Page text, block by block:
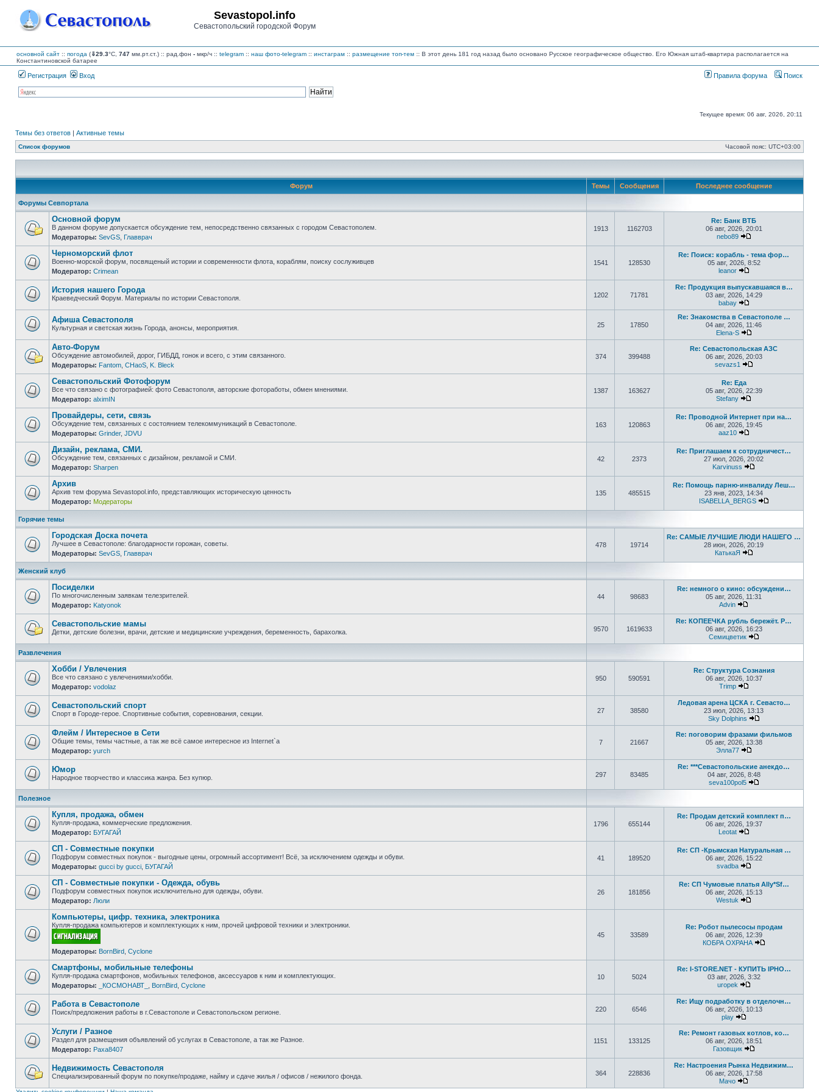
Sevastopol.info
Севастопольский городской Форум
основной сайт :: погода (⇓29.3°C, 747 мм.рт.ст.) :: рад.фон - мкр/ч :: telegram :: наш фото-telegram :: инстаграм :: размещение топ-тем :: В этот день 181 год назад было основано Русское географическое общество. Его Южная штаб-квартира располагается на
Константиновской батарее
Регистрация Вход Правила форума Поиск
Текущее время: 06 авг, 2026, 20:11
Темы без ответов | Активные темы
Список форумов Часовой пояс: UTC+03:00
Форум Темы Сообщения Последнее сообщение
Форумы Севпортала
Нет
непрочитанных
сообщений
Основной форум
В данном форуме допускается обсуждение тем, непосредственно связанных с городом Севастополем.
Модераторы: SevGS Главврач
1913 1162703
Re: Банк ВТБ
06 авг, 2026, 20:01
nebo89
Нет
непрочитанных
сообщений
Черноморский флот
Военно-морской форум, посвященый истории и современности флота, кораблям, поиску сослуживцев
Модератор: Crimean
1541 128530
Re: Поиск: корабль - тема фор…
05 авг, 2026, 8:52
leanor
непрочитанных
сообщений
История нашего Города
Краеведческий Форум. Материалы по истории Севастополя. 1202 71781
Re: Продукция выпускавшаяся в…
03 авг, 2026, 14:29
babay
Перейти к
непрочитанных
сообщений
Афиша Севастополя
Культурная и светская жизнь Города, анонсы, мероприятия. 25 17850
Re: Знакомства в Севастополе …
04 авг, 2026, 11:46
Elena-S
Перейти к
Нет
непрочитанных
сообщений
Авто-Форум
Обсуждение автомобилей, дорог, ГИБДД, гонок и всего, с этим связанного.
Модераторы: Fantom CHaoS K. Bleck
374 399488
Re: Севастопольская АЗС
06 авг, 2026, 20:03
sevazs1
Нет
непрочитанных
сообщений
Севастопольский Фотофорум
Все что связано с фотографией: фото Севастополя, авторские фотоработы, обмен мнениями.
Модератор: alximIN
1387 163627
Re: Еда
05 авг, 2026, 22:39
Stefany
Нет
непрочитанных
сообщений
Провайдеры, сети, связь
Обсуждение тем, связанных с состоянием телекоммуникаций в Севастополе.
Модераторы: Grinder, JDVU
163 120863
Re: Проводной Интернет при на…
06 авг, 2026, 19:45
aaz10
Нет
непрочитанных
сообщений
Дизайн, реклама, СМИ.
Обсуждение тем, связанных с дизайном, рекламой и СМИ.
Модератор: Sharpen
42 2373
Re: Приглашаем к сотрудничест…
27 июл, 2026, 20:02
Karvinuss
Нет
непрочитанных
сообщений
Архив
Архив тем форума Sevastopol.info, представляющих историческую ценность
Модератор: Модераторы
135 485515
Re: Помощь парню-инвалиду Леш…
23 янв, 2023, 14:34
ISABELLA_BERGS
Горячие темы
Нет
непрочитанных
сообщений
Городская Доска почета
Лучшее в Севастополе: благодарности горожан, советы.
Модераторы: SevGS Главврач
478 19714
Re: САМЫЕ ЛУЧШИЕ ЛЮДИ НАШЕГО …
28 июн, 2026, 20:19
КатькаЯ
Женский клуб
Нет
непрочитанных
сообщений
Посиделки
По многочисленным заявкам телезрителей.
Модератор: Katyonok
44 98683
Re: немного о кино: обсуждени…
05 авг, 2026, 11:31
Advin
непрочитанных
сообщений
Севастопольские мамы
Детки, детские болезни, врачи, детские и медицинские учреждения, беременность, барахолка. 9570 1619633
Re: КОПЕЕЧКА рубль бережёт. Р…
06 авг, 2026, 16:23
Семицветик
Перейти к
Развлечения
Нет
непрочитанных
сообщений
Хобби / Увлечения
Все что связано с увлечениями/хобби.
Модератор: vodolaz
950 590591
Re: Структура Сознания
06 авг, 2026, 10:37
Trimp
непрочитанных
сообщений
Севастопольский спорт
Спорт в Городе-герое. Спортивные события, соревнования, секции. 27 38580
Ледовая арена ЦСКА г. Севасто…
23 июл, 2026, 13:13
Sky Dolphins
Перейти к
Нет
непрочитанных
сообщений
Флейм / Интересное в Cети
Общие темы, темы частные, а так же всё самое интересное из Internet`а
Модератор: yurch
7 21667
Re: поговорим фразами фильмов
05 авг, 2026, 13:38
Элла77
непрочитанных
сообщений
Юмор
Народное творчество и классика жанра. Без купюр. 297 83485
Re: ***Севастопольские анекдо…
04 авг, 2026, 8:48
seva100pol5
Перейти к
Полезное
Нет
непрочитанных
сообщений
Купля, продажа, обмен
Купля-продажа, коммерческие предложения.
Модератор: БУГАГАЙ
1796 655144
Re: Продам детский комплект п…
06 авг, 2026, 19:37
Leotat
Нет
непрочитанных
сообщений
СП - Совместные покупки
Подфорум совместных покупок - выгодные цены, огромный ассортимент! Всё, за исключением одежды и обуви.
Модераторы: gucci by gucci БУГАГАЙ
41 189520
Re: СП -Крымская Натуральная …
06 авг, 2026, 15:22
svadba
Нет
непрочитанных
сообщений
СП - Совместные покупки - Одежда, обувь
Подфорум совместных покупок исключительно для одежды, обуви.
Модератор: Люли
26 181856
Re: СП Чумовые платья Ally*Sf…
06 авг, 2026, 15:13
Westuk
Нет
непрочитанных
Компьютеры, цифр. техника, электроника
Купля-продажа компьютеров и комплектующих к ним, прочей цифровой техники и электроники.
Модераторы: BornBird Cyclone
45 33589
Re: Робот пылесосы продам
06 авг, 2026, 12:39
КОБРА ОХРАНА
Нет
непрочитанных
сообщений
Смартфоны, мобильные телефоны
Купля-продажа смартфонов, мобильных телефонов, аксессуаров к ним и комплектующих.
Модераторы:
_КОСМОНАВТ_ BornBird Cyclone
10 5024
Re: I-STORE.NET - КУПИТЬ IPHO…
03 авг, 2026, 3:32
uropek
непрочитанных
сообщений
Работа в Севастополе
Поиск/предложения работы в г.Севастополе и Севастопольском регионе. 220 6546
Re: Ищу подработку в отделочн…
06 авг, 2026, 10:13
play
Перейти к
Нет
непрочитанных
сообщений
Услуги / Разное
Раздел для размещения объявлений об услугах в Севастополе, а так же Разное.
Модератор: Paxa8407
1151 133125
Re: Ремонт газовых котлов, ко…
06 авг, 2026, 18:51
Газовщик
непрочитанных
Недвижимость Севастополя
Специализированный форум по покупке/продаже, найму и сдаче жилья / офисов / нежилого фонда. 364 228836
Re: Настроения Рынка Недвижим…
06 авг, 2026, 17:58
Мачо
Перейти к